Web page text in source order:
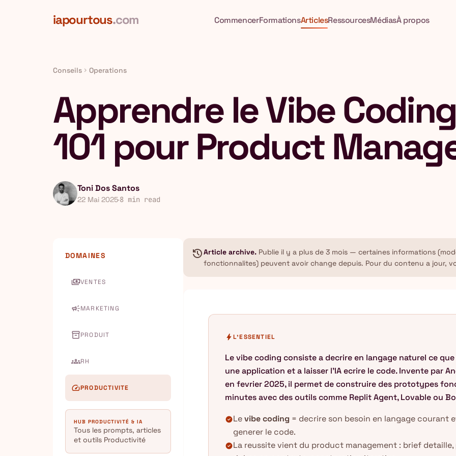
iapourtous.com CommencerFormationsArticlesRessourcesMédiasÀ propos
Conseils chevron_right Operations
Apprendre le Vibe
101 pour Product
Toni Dos Santos
22 Mai 2025·8 min read
DOMAINES
paymentsVENTES
campaignMARKETING
inventory_2PRODUIT
groupsRH
speedPRODUCTIVITE
HUB PRODUCTIVITÉ & IA
Tous les prompts, articles
et outils Productivité
historyArticle archive. Publie il y a plus de 3 mois — certaines informations
fonctionnalites) peuvent avoir change depuis. Pour du contenu a jour,
boltL'ESSENTIEL
Le vibe coding consiste a decrire en langage naturel ce
une application et a laisser l'IA ecrire le code. Invente par
en fevrier 2025, il permet de construire des prototypes
minutes avec des outils comme Replit Agent, Lovable ou
check_circleLevibe coding = decrire son besoin en langage courant
generer le code.
check_circleLa reussite vient du product management : brief